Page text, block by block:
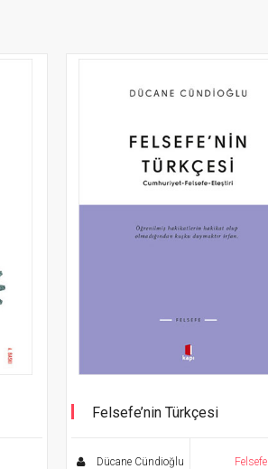
Felsefe’nin Türkçesi
Dücane Cündioğlu Felsefe